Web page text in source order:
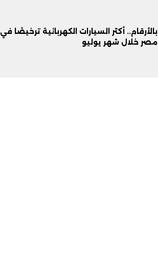
بالأرقام.. أكثر السيارات الكهربائية ترخيصًا في
مصر خلال شهر يوليو